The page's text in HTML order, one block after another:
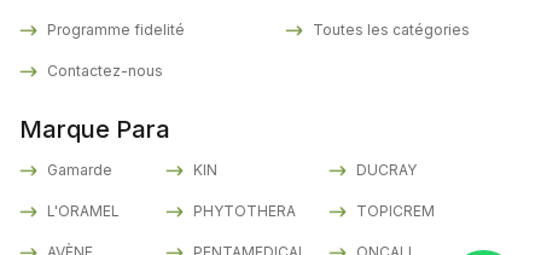
Programme fidelité
Contactez-nous
Marque Para
Gamarde
L'ORAMEL
KIN
PHYTOTHERA
DUCRAY
TOPICREM
Toutes les catégories